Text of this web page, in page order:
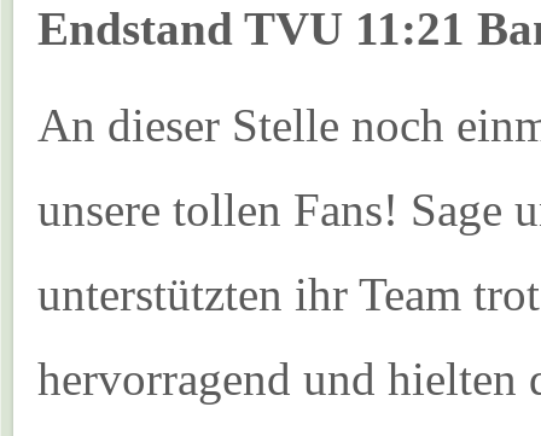
Endstand TVU 11:21
An dieser Stelle noch
unsere tollen Fans! Sage
unterstützten ihr Team
hervorragend und hielten